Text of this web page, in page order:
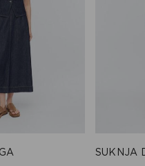
SUKNJA